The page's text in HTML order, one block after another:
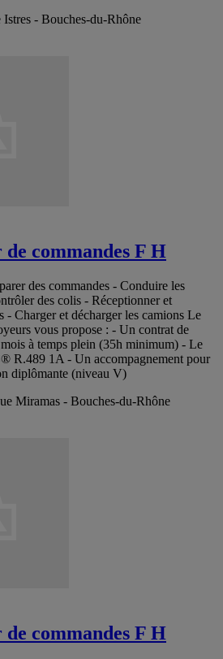
- Bouches-du-Rhône
commandes F H
des commandes - Conduire les
des colis - Réceptionner et
- Charger et décharger les camions Le
vous propose : - Un contrat de
à temps plein (35h minimum) - Le
R.489 1A - Un accompagnement pour
diplômante (niveau V)
Miramas - Bouches-du-Rhône
commandes F H